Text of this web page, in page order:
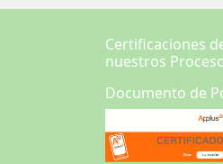
Certificaciones
nuestros
Documento de